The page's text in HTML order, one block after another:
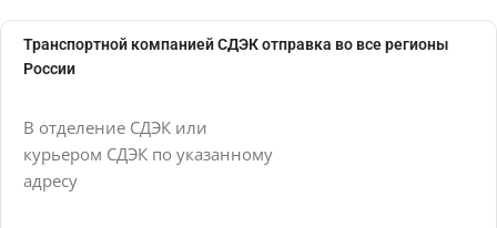
Транспортной компанией СДЭК отправка во все регионы
России
В отделение СДЭК или
курьером СДЭК по указанному
адресу